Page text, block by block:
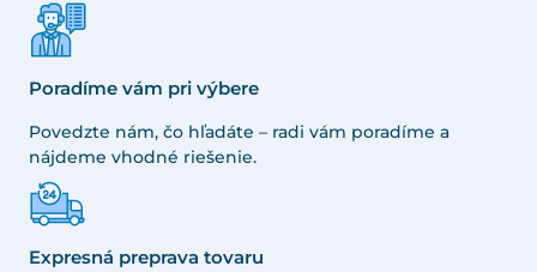
Poradíme vám pri výbere
Povedzte nám, čo hľadáte – radi vám poradíme a
nájdeme vhodné riešenie.
Expresná preprava tovaru